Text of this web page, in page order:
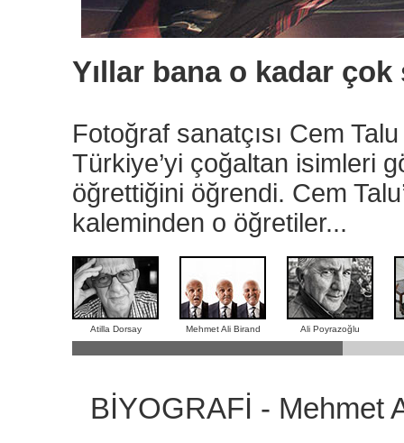
Yıllar bana o kadar
Fotoğraf sanatçısı Cem
Türkiye’yi çoğaltan isimleri
öğrettiğini öğrendi. Cem
kaleminden o öğretiler...
Atilla Dorsay Mehmet Ali Birand Ali Poyrazoğlu
BİYOGRAFİ - Mehmet